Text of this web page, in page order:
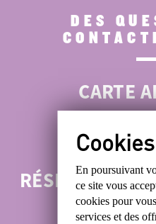
DES
CARTE
ROMAIN :
En poursuivant
ce sitevous
cookiespour
services et des